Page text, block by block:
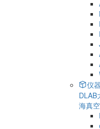
仪
DLAB
海真